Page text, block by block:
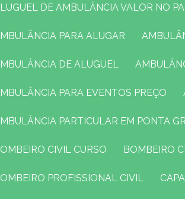
ALUGUEL DE AMBULÂNCIA VALOR NO
AMBULÂNCIA PARA ALUGAR
AMBULÂNCIA DE ALUGUEL
AMBULÂNCIA PARA EVENTOS PREÇO
AMBULÂNCIA PARTICULAR EM PONTA
BOMBEIRO CIVIL CURSO BOMBEIRO
BOMBEIRO PROFISSIONAL CIVIL